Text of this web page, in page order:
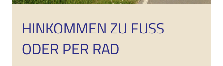
HINKOMMEN ZU FUSS O
DER PER RAD